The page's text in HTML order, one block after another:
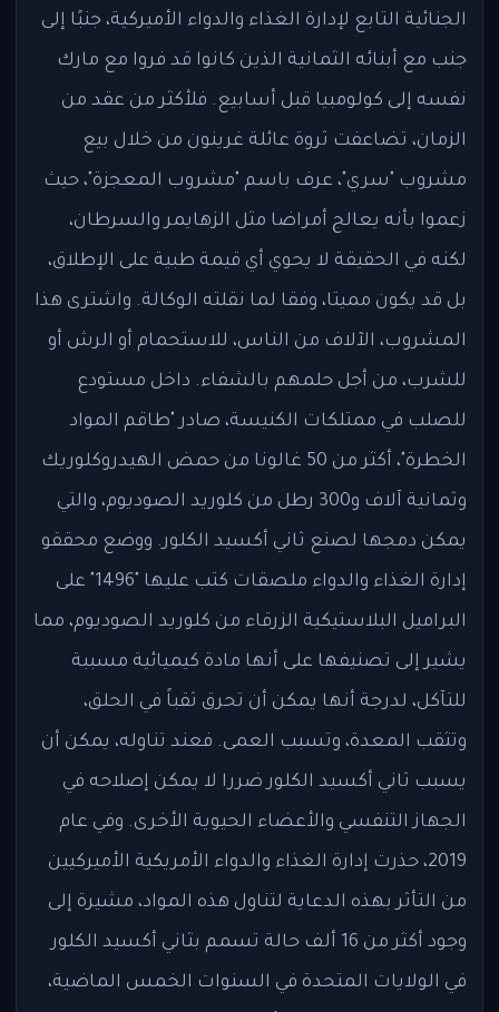
الجنائية التابع لإدارة الغذاء والدواء الأميركية، جنبًا إلى
جنب مع أبنائه الثمانية الذين كانوا قد فروا مع مارك
نفسه إلى كولومبيا قبل أسابيع. فلأكثر من عقد من
الزمان، تضاعفت ثروة عائلة غرينون من خلال بيع
مشروب "سري"، عرف باسم "مشروب المعجزة"، حيث
زعموا بأنه يعالج أمراضا مثل الزهايمر والسرطان،
لكنه في الحقيقة لا يحوي أي قيمة طبية على الإطلاق،
بل قد يكون مميتا، وفقا لما نقلته الوكالة. واشترى هذا
المشروب، الآلاف من الناس، للاستحمام أو الرش أو
للشرب، من أجل حلمهم بالشفاء. داخل مستودع
للصلب في ممتلكات الكنيسة، صادر "طاقم المواد
الخطرة"، أكثر من 50 غالونا من حمض الهيدروكلوريك
وثمانية آلاف و300 رطل من كلوريد الصوديوم، والتي
يمكن دمجها لصنع ثاني أكسيد الكلور. ووضع محققو
إدارة الغذاء والدواء ملصقات كتب عليها "1496" على
البراميل البلاستيكية الزرقاء من كلوريد الصوديوم، مما
يشير إلى تصنيفها على أنها مادة كيميائية مسببة
للتآكل، لدرجة أنها يمكن أن تحرق ثقباً في الحلق،
وتثقب المعدة، وتسبب العمى. فعند تناوله، يمكن أن
يسبب ثاني أكسيد الكلور ضررا لا يمكن إصلاحه في
الجهاز التنفسي والأعضاء الحيوية الأخرى. وفي عام
2019، حذرت إدارة الغذاء والدواء الأمريكية الأميركيين
من التأثر بهذه الدعاية لتناول هذه المواد، مشيرة إلى
وجود أكثر من 16 ألف حالة تسمم بثاني أكسيد الكلور
في الولايات المتحدة في السنوات الخمس الماضية،